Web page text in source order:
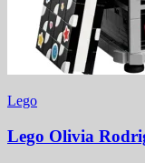
Lego
Lego Olivia